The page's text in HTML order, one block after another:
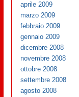
aprile 2009
marzo 2009
febbraio 2009
gennaio 2009
dicembre 2008
novembre 2008
ottobre 2008
settembre 2008
agosto 2008